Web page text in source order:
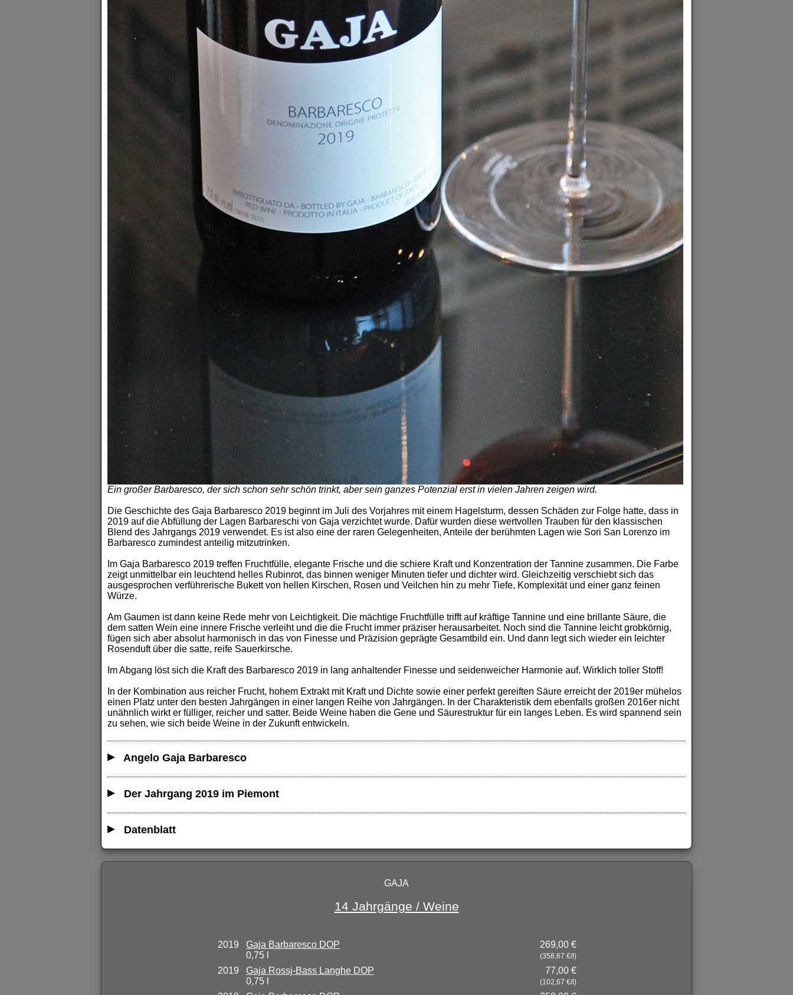
Ein großer Barbaresco, der sich schon sehr schön trinkt, aber sein ganzes Potenzial erst in vielen Jahren zeigen wird.
Die Geschichte des Gaja Barbaresco 2019 beginnt im Juli des Vorjahres mit einem Hagelsturm, dessen Schäden zur Folge hatte, dass in
2019 auf die Abfüllung der Lagen Barbareschi von Gaja verzichtet wurde. Dafür wurden diese wertvollen Trauben für den klassischen
Blend des Jahrgangs 2019 verwendet. Es ist also eine der raren Gelegenheiten, Anteile der berühmten Lagen wie Sori San Lorenzo im
Barbaresco zumindest anteilig mitzutrinken.
Im Gaja Barbaresco 2019 treffen Fruchtfülle, elegante Frische und die schiere Kraft und Konzentration der Tannine zusammen. Die Farbe
zeigt unmittelbar ein leuchtend helles Rubinrot, das binnen weniger Minuten tiefer und dichter wird. Gleichzeitig verschiebt sich das
ausgesprochen verführerische Bukett von hellen Kirschen, Rosen und Veilchen hin zu mehr Tiefe, Komplexität und einer ganz feinen
Würze.
Am Gaumen ist dann keine Rede mehr von Leichtigkeit. Die mächtige Fruchtfülle trifft auf kräftige Tannine und eine brillante Säure, die
dem satten Wein eine innere Frische verleiht und die die Frucht immer präziser herausarbeitet. Noch sind die Tannine leicht grobkörnig,
fügen sich aber absolut harmonisch in das von Finesse und Präzision geprägte Gesamtbild ein. Und dann legt sich wieder ein leichter
Rosenduft über die satte, reife Sauerkirsche.
Im Abgang löst sich die Kraft des Barbaresco 2019 in lang anhaltender Finesse und seidenweicher Harmonie auf. Wirklich toller Stoff!
In der Kombination aus reicher Frucht, hohem Extrakt mit Kraft und Dichte sowie einer perfekt gereiften Säure erreicht der 2019er mühelos
einen Platz unter den besten Jahrgängen in einer langen Reihe von Jahrgängen. In der Charakteristik dem ebenfalls großen 2016er nicht
unähnlich wirkt er fülliger, reicher und satter. Beide Weine haben die Gene und Säurestruktur für ein langes Leben. Es wird spannend sein
zu sehen, wie sich beide Weine in der Zukunft entwickeln.
Angelo Gaja Barbaresco
Der Jahrgang 2019 im Piemont
Datenblatt
GAJA
14 Jahrgänge / Weine
2019
Gaja Barbaresco DOP
0,75 l
269,00 €
(358,67 €/l)
2019
Gaja Rossj-Bass Langhe DOP
0,75 l
77,00 €
(102,67 €/l)